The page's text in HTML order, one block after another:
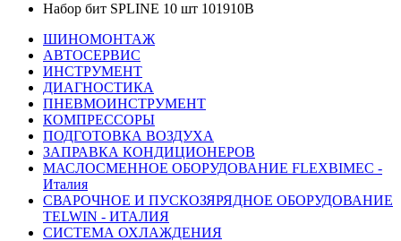
Набор бит SPLINE 10 шт 101910B
ШИНОМОНТАЖ
АВТОСЕРВИС
ИНСТРУМЕНТ
ДИАГНОСТИКА
ПНЕВМОИНСТРУМЕНТ
КОМПРЕССОРЫ
ПОДГОТОВКА ВОЗДУХА
ЗАПРАВКА КОНДИЦИОНЕРОВ
МАСЛОСМЕННОЕ ОБОРУДОВАНИЕ FLEXBIMEC -
Италия
СВАРОЧНОЕ И ПУСКОЗЯРЯДНОЕ ОБОРУДОВАНИЕ
TELWIN - ИТАЛИЯ
СИСТЕМА ОХЛАЖДЕНИЯ